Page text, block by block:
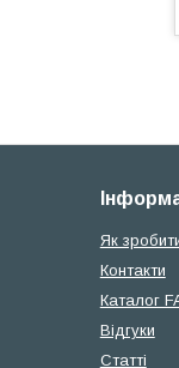
Як
Контакти
Каталог
Відгуки
Cтатті